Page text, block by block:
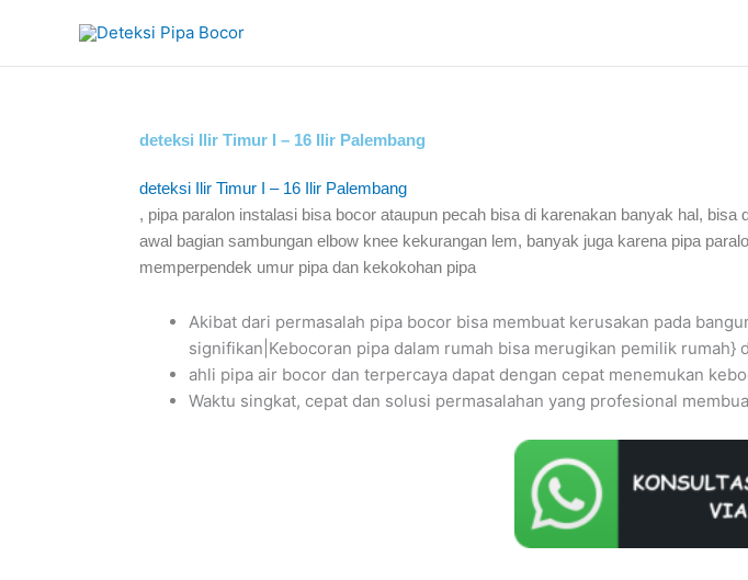
content
deteksi Ilir Timur I – 16 Ilir Palembang
deteksi Ilir Timur I – 16 Ilir Palembang
, pipa paralon instalasi bisa bocor ataupun pecah bisa di karenakan banyak hal,
awal bagian sambungan elbow knee kekurangan lem, banyak juga karena pipa
memperpendek umur pipa dan kekokohan pipa
Akibat dari permasalah pipa bocor bisa membuat kerusakan pada
signifikan|Kebocoran pipa dalam rumah bisa merugikan pemilik
ahli pipa air bocor dan terpercaya dapat dengan cepat menemukan
Waktu singkat, cepat dan solusi permasalahan yang profesional